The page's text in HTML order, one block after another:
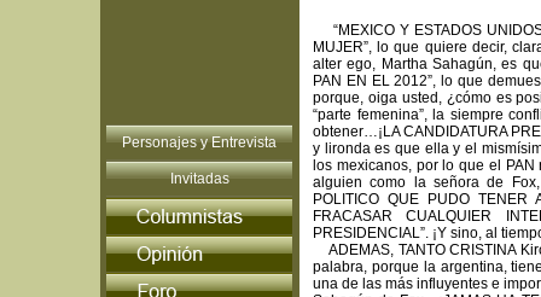
Personajes y Entrevista
Invitadas
“MEXICO Y ESTADOS
MUJER”, lo que quiere decir,
alter ego, Martha Sahagún, es
PAN EN EL 2012”, lo que
porque, oiga usted, ¿cómo es
“parte femenina”, la siempre
obtener…¡LA CANDIDATURA
y lironda es que ella y el
los mexicanos, por lo que el
alguien como la señora de
POLITICO QUE PUDO
FRACASAR CUALQUIER
PRESIDENCIAL”. ¡Y sino, al
ADEMAS, TANTO CRISTINA
palabra, porque la argentina,
una de las más influyentes e